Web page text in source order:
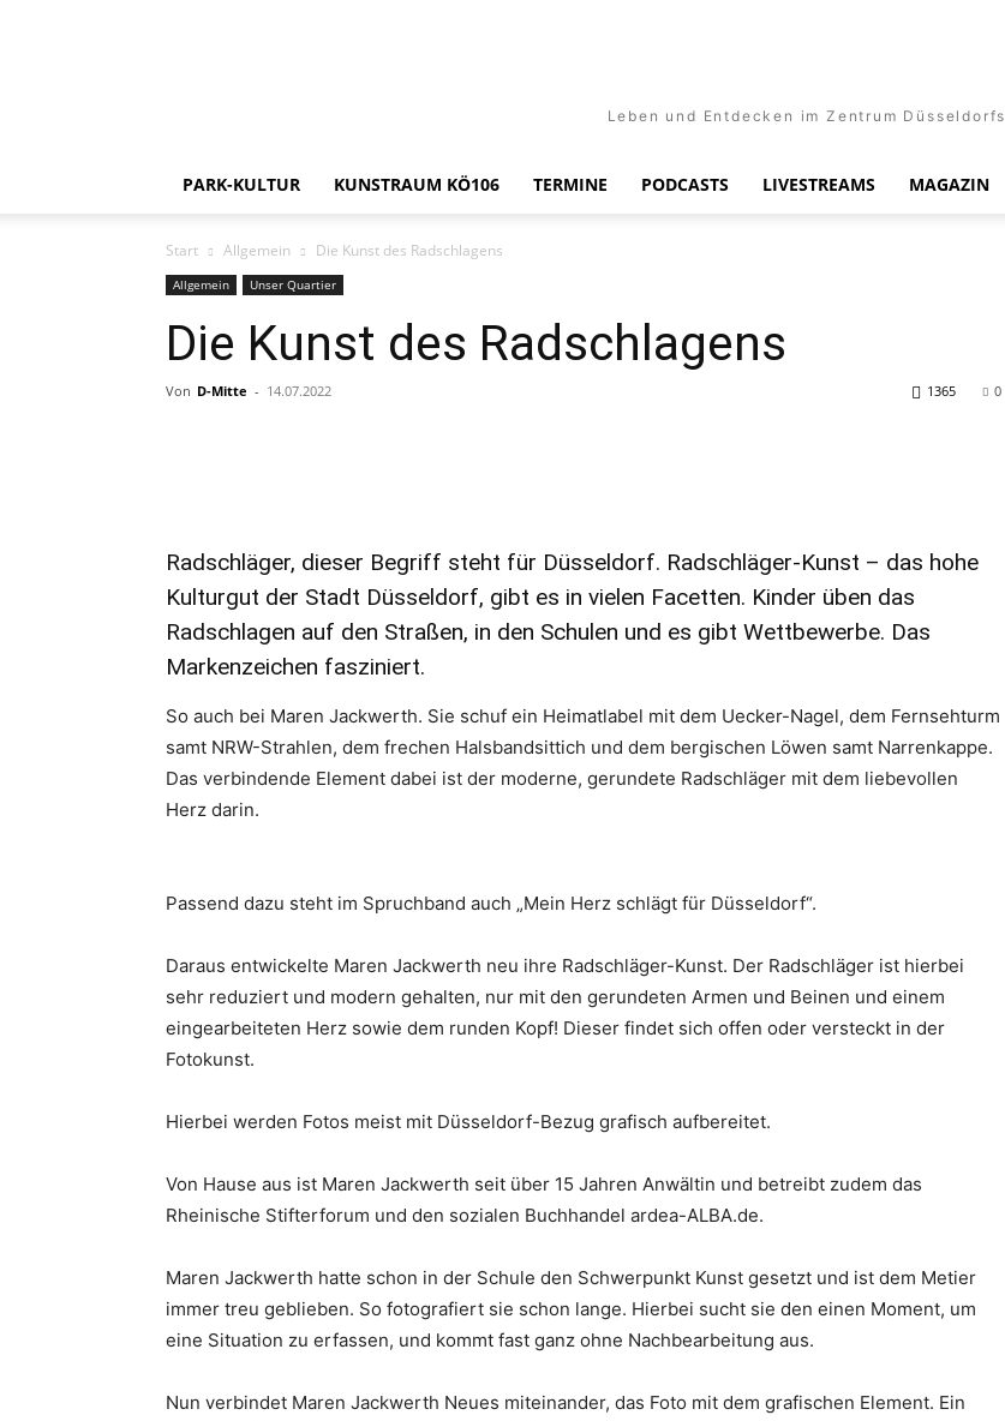
Leben und Entdecken im Zentrum Düsseldorfs
PARK-KULTUR KUNSTRAUM KÖ106 TERMINE PODCASTS LIVESTREAMS MAGAZIN
Start Allgemein Die Kunst des Radschlagens
Allgemein Unser Quartier
Die Kunst des Radschlagens
Von D-Mitte - 14.07.2022 0
1365
Radschläger, dieser Begriff steht für Düsseldorf. Radschläger-Kunst – das hohe
Kulturgut der Stadt Düsseldorf, gibt es in vielen Facetten. Kinder üben das
Radschlagen auf den Straßen, in den Schulen und es gibt Wettbewerbe. Das
Markenzeichen fasziniert.
So auch bei Maren Jackwerth. Sie schuf ein Heimatlabel mit dem Uecker-Nagel, dem Fernsehturm
samt NRW-Strahlen, dem frechen Halsbandsittich und dem bergischen Löwen samt Narrenkappe.
Das verbindende Element dabei ist der moderne, gerundete Radschläger mit dem liebevollen
Herz darin.
Passend dazu steht im Spruchband auch „Mein Herz schlägt für Düsseldorf“.
Daraus entwickelte Maren Jackwerth neu ihre Radschläger-Kunst. Der Radschläger ist hierbei
sehr reduziert und modern gehalten, nur mit den gerundeten Armen und Beinen und einem
eingearbeiteten Herz sowie dem runden Kopf! Dieser findet sich offen oder versteckt in der
Fotokunst.
Hierbei werden Fotos meist mit Düsseldorf-Bezug grafisch aufbereitet.
Von Hause aus ist Maren Jackwerth seit über 15 Jahren Anwältin und betreibt zudem das
Rheinische Stifterforum und den sozialen Buchhandel ardea-ALBA.de.
Maren Jackwerth hatte schon in der Schule den Schwerpunkt Kunst gesetzt und ist dem Metier
immer treu geblieben. So fotografiert sie schon lange. Hierbei sucht sie den einen Moment, um
eine Situation zu erfassen, und kommt fast ganz ohne Nachbearbeitung aus.
Nun verbindet Maren Jackwerth Neues miteinander, das Foto mit dem grafischen Element. Ein